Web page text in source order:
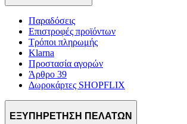
Παραδόσεις
Επιστροφές προϊόντων
Τρόποι πληρωμής
Klarna
Προστασία αγορών
Άρθρο 39
Δωροκάρτες SHOPFLIX
ΕΞΥΠΗΡΕΤΗΣΗ ΠΕΛΑΤΩΝ